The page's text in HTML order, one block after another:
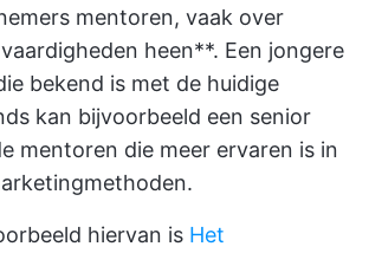
mentoren, vaak over
heen**. Een jongere
bekend is met de huidige
kan bijvoorbeeld een senior
mentoren die meer ervaren is in
hiervan is Het